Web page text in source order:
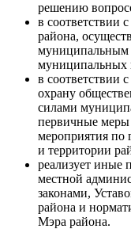
решению
в соответствии
района,
муниципальным
муниципальных
в соответствии
охрану
силами
первичные меры
мероприятия по
и территории
реализует иные
местной
законами,
района и
Мэра района.